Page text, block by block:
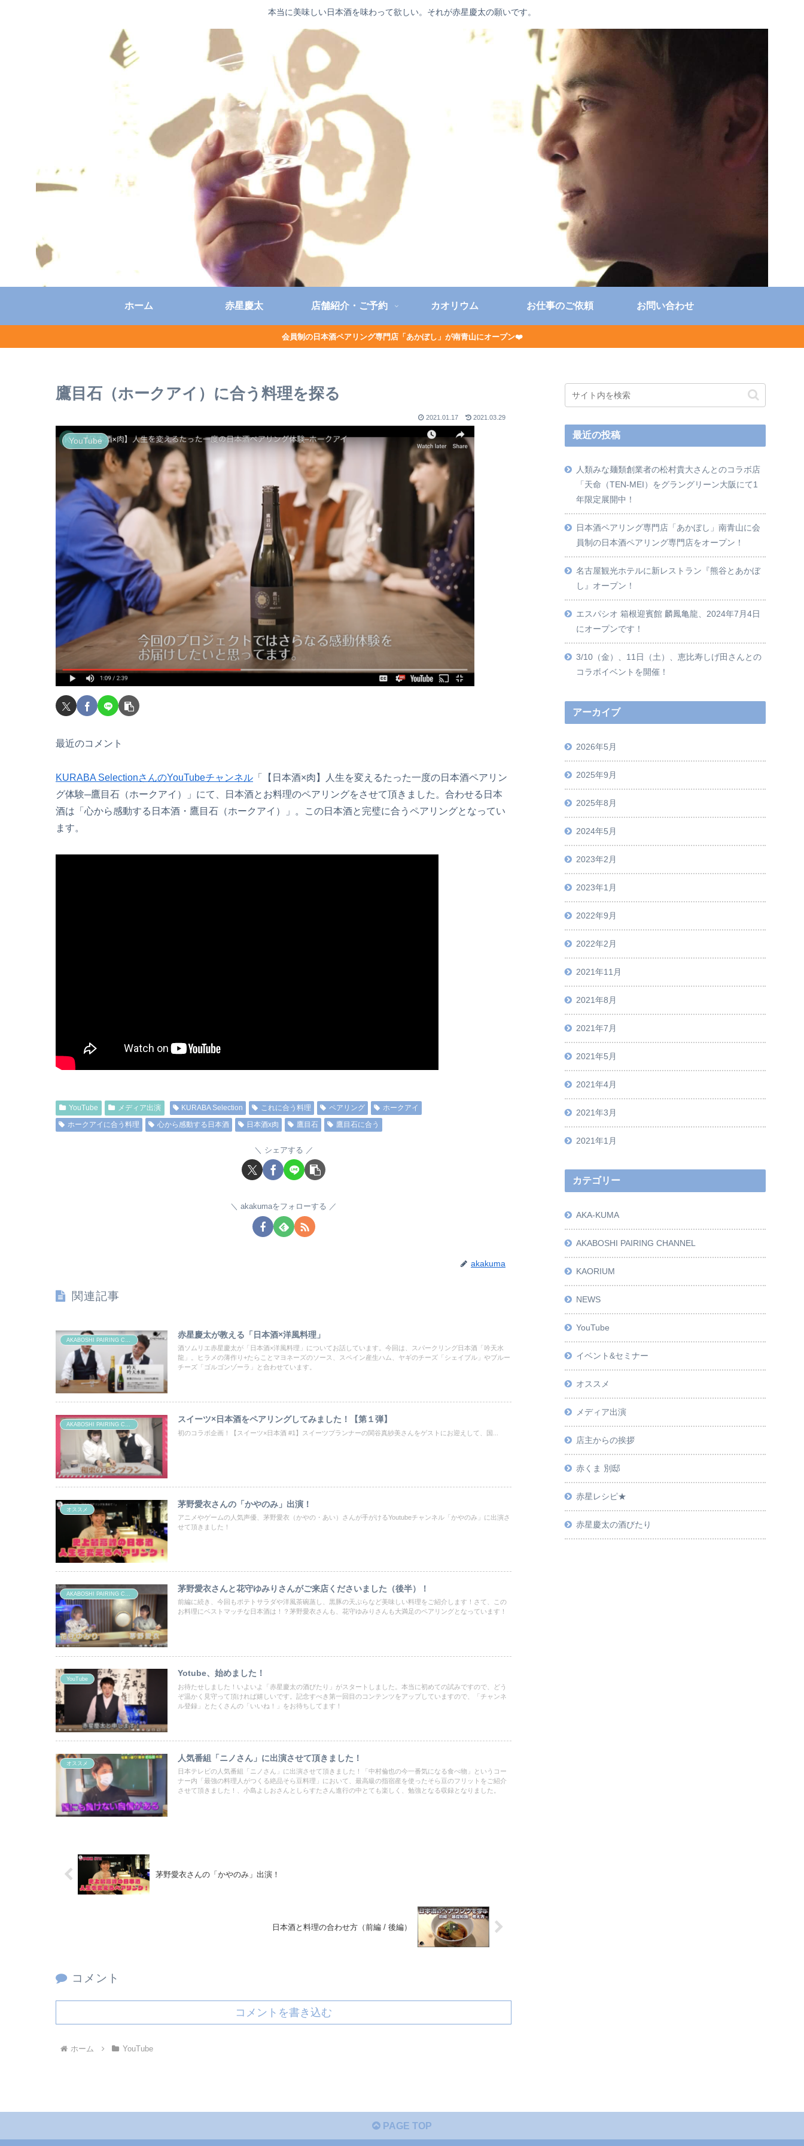
本当に美味しい日本酒を味わって欲しい。それが赤星慶太の願いです。
ホーム 赤星慶太 店舗紹介・ご予約 カオリウム お仕事のご依頼 お問い合わせ
会員制の日本酒ペアリング専門店「あかぼし」が南青山にオープン❤️
鷹目石（ホークアイ）に合う料理を探る
2021.01.17 2021.03.29
YouTube
最近のコメント
KURABA SelectionさんのYouTubeチャンネル 「【日本酒×肉】人生を変えるたった一度の日本酒ペアリン
グ体験─鷹目石（ホークアイ）」にて、日本酒とお料理のペアリングをさせて頂きました。合わせる日本
酒は「心から感動する日本酒・鷹目石（ホークアイ）」。この日本酒と完璧に合うペアリングとなってい
ます。
YouTube メディア出演 KURABA Selection これに合う料理 ペアリング
ホークアイ
ホークアイに合う料理
心から感動する日本酒 日本酒x肉 鷹目石 鷹目石に合う
シェアする
akakumaをフォローする
akakuma
関連記事
赤星慶太が教える「日本酒×洋風料理」
酒ソムリエ赤星慶太が「日本酒×洋風料理」についてお話しています。今回は、スパークリング日本酒「吟天水
龍」。ヒラメの薄作り+たらことマヨネーズのソース、スペイン産生ハム、ヤギのチーズ「シェイブル」やブルー
チーズ「ゴルゴンゾーラ」と合わせています。
AKABOSHI PAIRING CHANNEL
スイーツ×日本酒をペアリングしてみました！【第１弾】
初のコラボ企画！【スイーツ×日本酒 #1】スイーツプランナーの関谷真紗美さんをゲストにお迎えして、国...
オススメ
茅野愛衣さんの「かやのみ」出演！
アニメやゲームの人気声優、茅野愛衣（かやの・あい）さんが手がけるYoutubeチャンネル「かやのみ」に出演さ
せて頂きました！
AKABOSHI PAIRING CHANNEL
茅野愛衣さんと花守ゆみりさんがご来店くださいました（後半）！
前編に続き、今回もポテトサラダや洋風茶碗蒸し、黒豚の天ぷらなど美味しい料理をご紹介します！さて、この
お料理にベストマッチな日本酒は！？茅野愛衣さんも、花守ゆみりさんも大満足のペアリングとなっています！
YouTube
Yotube、始めました！
お待たせしました！いよいよ「赤星慶太の酒びたり」がスタートしました。本当に初めての試みですので、どう
ぞ温かく見守って頂ければ嬉しいです。記念すべき第一回目のコンテンツをアップしていますので、「チャンネ
ル登録」とたくさんの「いいね！」をお待ちしてます！
オススメ
人気番組「ニノさん」に出演させて頂きました！
日本テレビの人気番組「ニノさん」に出演させて頂きました！「中村倫也の今一番気になる食べ物」というコー
ナー内「最強の料理人がつくる絶品そら豆料理」において、最高級の指宿産を使ったそら豆のフリットをご紹介
させて頂きました！、小島よしおさんとしらすたさん進行の中とても楽しく、勉強となる収録となりました。
茅野愛衣さんの「かやのみ」出演！
日本酒と料理の合わせ方（前編 / 後編）
コメント
コメントを書き込む
ホーム YouTube
最近の投稿
人類みな麺類創業者の松村貴大さんとのコラボ店
「天命（TEN-MEI）をグラングリーン大阪にて1
年限定展開中！
日本酒ペアリング専門店「あかぼし」南青山に会
員制の日本酒ペアリング専門店をオープン！
名古屋観光ホテルに新レストラン『熊谷とあかぼ
し』オープン！
エスパシオ 箱根迎賓館 麟鳳亀龍、2024年7月4日
にオープンです！
3/10（金）、11日（土）、恵比寿しげ田さんとの
コラボイベントを開催！
アーカイブ
2026年5月
2025年9月
2025年8月
2024年5月
2023年2月
2023年1月
2022年9月
2022年2月
2021年11月
2021年8月
2021年7月
2021年5月
2021年4月
2021年3月
2021年1月
カテゴリー
AKA-KUMA
AKABOSHI PAIRING CHANNEL
KAORIUM
NEWS
YouTube
イベント&セミナー
オススメ
メディア出演
店主からの挨拶
赤くま 別邸
赤星レシピ★
赤星慶太の酒びたり
PAGE TOP